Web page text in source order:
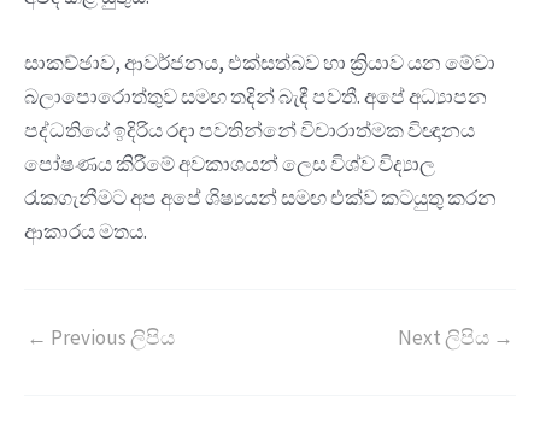
සාකච්ඡාව, ආවර්ජනය, එක්සත්බව හා ක්‍රියාව යන මේවා
බලාපොරොත්තුව සමඟ තදින් බැඳී පවතී. අපේ අධ්‍යාපන
පද්ධතියේ ඉදිරිය රඳා පවතින්නේ විචාරාත්මක විඥානය
පෝෂණය කිරීමේ අවකාශයන් ලෙස විශ්ව විද්‍යාල
රැකගැනීමට අප අපේ ශිෂ්‍යයන් සමඟ එක්ව කටයුතු කරන
ආකාරය මතය.
← Previous ලිපිය Next ලිපිය →